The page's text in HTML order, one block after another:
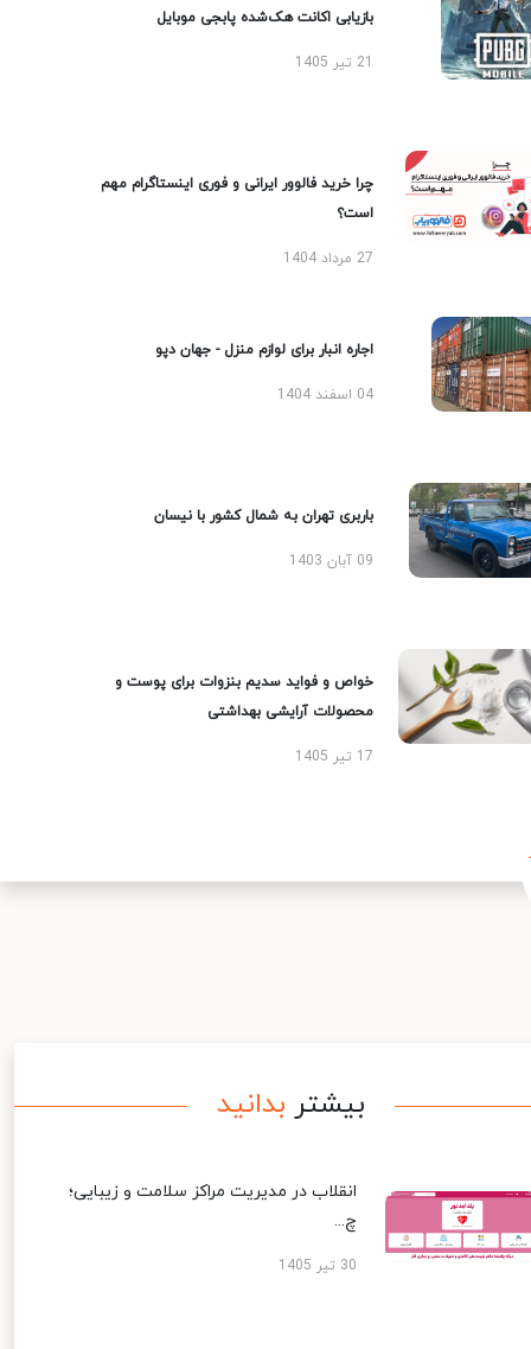
بازیابی اکانت هک‌شده پابجی موبایل
چرا خرید فالوور ایرانی و فوری اینستاگرام مهم
است؟
27 مرداد 1404
اجاره انبار برای لوازم منزل - جهان دپو
04 اسفند 1404
باربری تهران به شمال کشور با نیسان
09 آبان 1403
خواص و فواید سدیم بنزوات برای پوست و
محصولات آرایشی بهداشتی
17 تیر 1405
بیشتر بدانید
انقلاب در مدیریت مراکز سلامت و زیبایی؛
چ...
30 تیر 1405